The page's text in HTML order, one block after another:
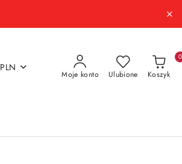
PLN
Moje konto Ulubione Koszyk
0